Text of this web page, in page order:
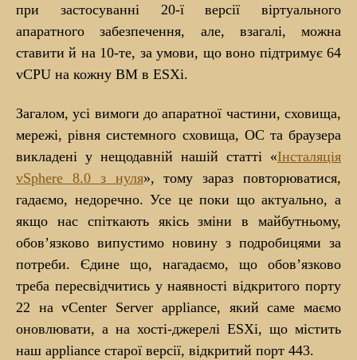
при застосуванні 20-ї версії віртуального
апаратного забезпечення, але, взагалі, можна
ставити й на 10-те, за умови, що воно підтримує 64
vCPU на кожну ВМ в ESXi.
Загалом, усі вимоги до апаратної частини, сховища,
мережі, рівня системного сховища, ОС та браузера
викладені у нещодавній нашій статті «Інсталяція
vSphere 8.0 з нуля», тому зараз повторюватися,
гадаємо, недоречно. Усе це поки що актуально, а
якщо нас спіткають якісь зміни в майбутньому,
обов’язково випустимо новину з подробицями за
потреби. Єдине що, нагадаємо, що обов’язково
треба пересвідчитись у наявності відкритого порту
22 на vCenter Server appliance, який саме маємо
оновлювати, а на хості-джерелі ESXi, що містить
наш appliance старої версії, відкритий порт 443.